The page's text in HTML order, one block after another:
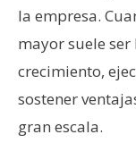
la empresa.
mayor suele
crecimiento,
sostener
gran escala.